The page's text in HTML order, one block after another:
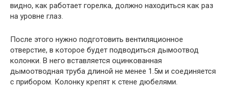
видно, как работает горелка, должно находиться как раз
на уровне глаз.
После этого нужно подготовить вентиляционное
отверстие, в которое будет подводиться дымоотвод
колонки. В него вставляется оцинкованная
дымоотводная труба длиной не менее 1.5м и соединяется
с прибором. Колонку крепят к стене дюбелями.